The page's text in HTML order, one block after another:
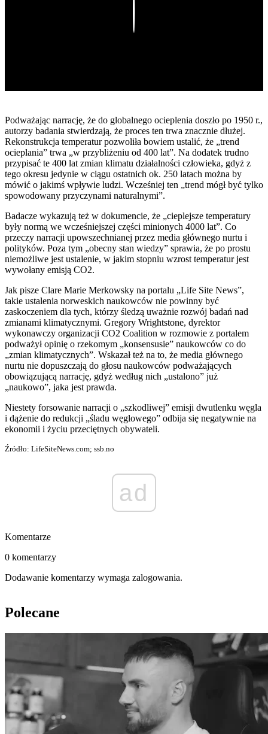
Podważając narrację, że do globalnego ocieplenia doszło po 1950 r.,
autorzy badania stwierdzają, że proces ten trwa znacznie dłużej.
Rekonstrukcja temperatur pozwoliła bowiem ustalić, że „trend
ocieplania” trwa „w przybliżeniu od 400 lat”. Na dodatek trudno
przypisać te 400 lat zmian klimatu działalności człowieka, gdyż z
tego okresu jedynie w ciągu ostatnich ok. 250 latach można by
mówić o jakimś wpływie ludzi. Wcześniej ten „trend mógł być tylko
spowodowany przyczynami naturalnymi”.
Badacze wykazują też w dokumencie, że „cieplejsze temperatury
były normą we wcześniejszej części minionych 4000 lat”. Co
przeczy narracji upowszechnianej przez media głównego nurtu i
polityków. Poza tym „obecny stan wiedzy” sprawia, że po prostu
niemożliwe jest ustalenie, w jakim stopniu wzrost temperatur jest
wywołany emisją CO2.
Jak pisze Clare Marie Merkowsky na portalu „Life Site News”,
takie ustalenia norweskich naukowców nie powinny być
zaskoczeniem dla tych, którzy śledzą uważnie rozwój badań nad
zmianami klimatycznymi. Gregory Wrightstone, dyrektor
wykonawczy organizacji CO2 Coalition w rozmowie z portalem
podważył opinię o rzekomym „konsensusie” naukowców co do
„zmian klimatycznych”. Wskazał też na to, że media głównego
nurtu nie dopuszczają do głosu naukowców podważających
obowiązującą narrację, gdyż według nich „ustalono” już
„naukowo”, jaka jest prawda.
Niestety forsowanie narracji o „szkodliwej” emisji dwutlenku węgla
i dążenie do redukcji „śladu węglowego” odbija się negatywnie na
ekonomii i życiu przeciętnych obywateli.
Źródło: LifeSiteNews.com; ssb.no
ad
Komentarze
0 komentarzy
Dodawanie komentarzy wymaga zalogowania.
Polecane